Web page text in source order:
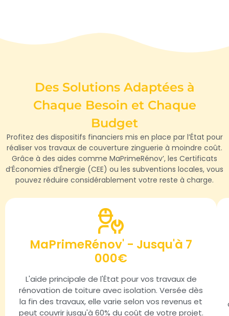
Des Solutions Adaptées à
Chaque Besoin et Chaque
Budget
Profitez des dispositifs financiers mis en place par l’État pour
réaliser vos travaux de couverture zinguerie à moindre coût.
Grâce à des aides comme MaPrimeRénov’, les Certificats
d’Économies d’Énergie (CEE) ou les subventions locales, vous
pouvez réduire considérablement votre reste à charge.
MaPrimeRénov' - Jusqu'à 7
000€
L'aide principale de l'État pour vos travaux de
rénovation de toiture avec isolation. Versée dès
la fin des travaux, elle varie selon vos revenus et
peut couvrir jusqu'à 60% du coût de votre projet.